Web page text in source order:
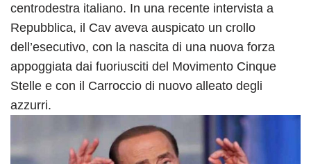
centrodestra italiano. In una recente intervista a
Repubblica, il Cav aveva auspicato un crollo
dell’esecutivo, con la nascita di una nuova forza
appoggiata dai fuoriusciti del Movimento Cinque
Stelle e con il Carroccio di nuovo alleato degli
azzurri.